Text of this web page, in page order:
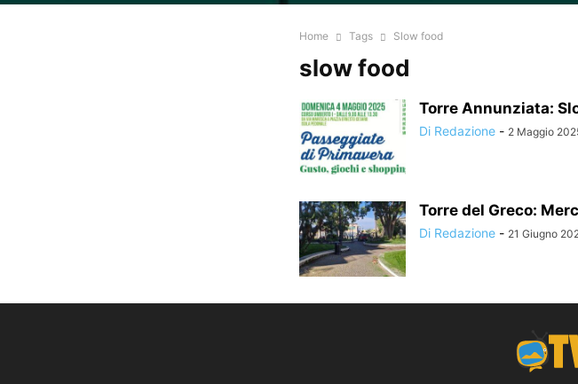
Home Tags Slow food
slow food
Torre Annunziata:
Di Redazione - 2 Maggio
Torre del Greco:
Di Redazione - 21 Giugno